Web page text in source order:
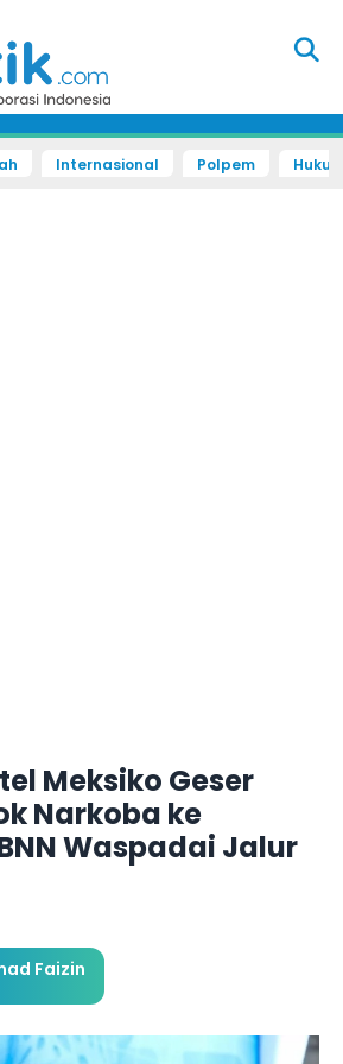
Internasional Polpem
Meksiko Geser
Narkoba ke
Waspadai Jalur
Faizin